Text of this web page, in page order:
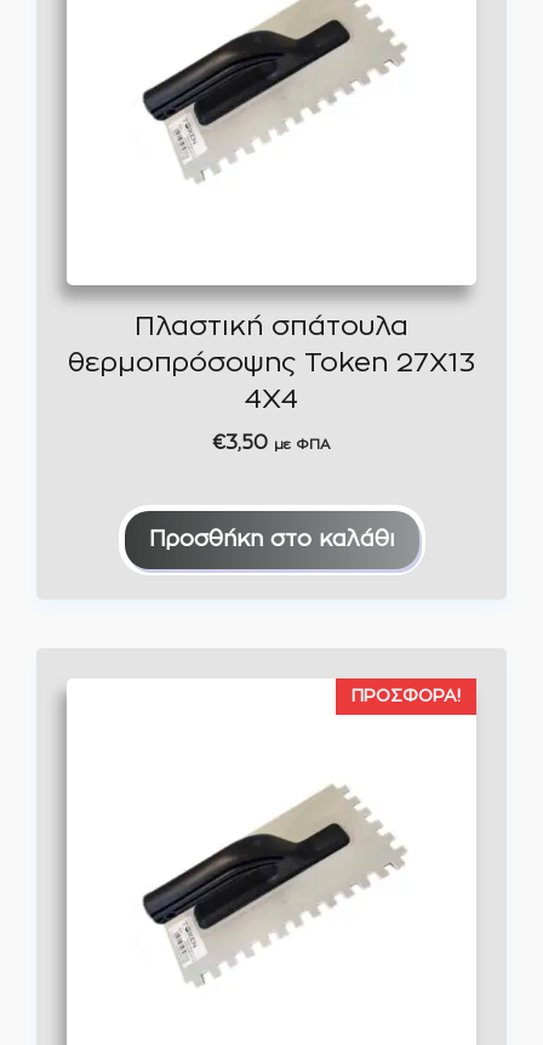
Πλαστική σπάτουλα
θερμοπρόσοψης Token 27X13
4Χ4
€3,50 με ΦΠΑ
Προσθήκη στο καλάθι
ΠΡΟΣΦΟΡΆ!